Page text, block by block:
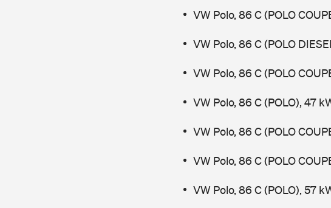
VW Polo, 86 C (POLO
VW Polo, 86 C (POLO
VW Polo, 86 C (POLO
VW Polo, 86 C (POLO), 47
VW Polo, 86 C (POLO
VW Polo, 86 C (POLO
VW Polo, 86 C (POLO), 57